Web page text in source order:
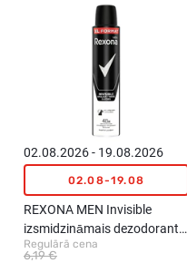
02.08.2026 - 19.08.2026
02.08-19.08
REXONA MEN Invisible
izsmidzināmais dezodorants,
200ml
Regulārā cena
6,19 €